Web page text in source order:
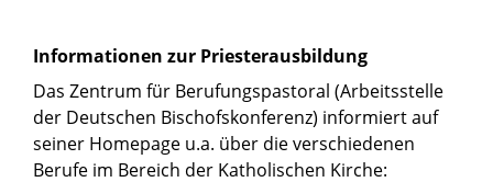
Informationen zur Priesterausbildung
Das Zentrum für Berufungspastoral (Arbeitsstelle
der Deutschen Bischofskonferenz) informiert auf
seiner Homepage u.a. über die verschiedenen
Berufe im Bereich der Katholischen Kirche: